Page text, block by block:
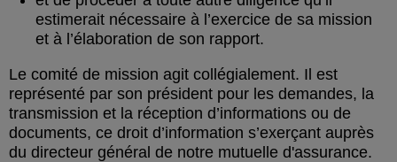
estimerait nécessaire à l’exercice de sa mission
et à l’élaboration de son rapport.
Le comité de mission agit collégialement. Il est
représenté par son président pour les demandes, la
transmission et la réception d’informations ou de
documents, ce droit d’information s’exerçant auprès
du directeur général de notre mutuelle d'assurance.